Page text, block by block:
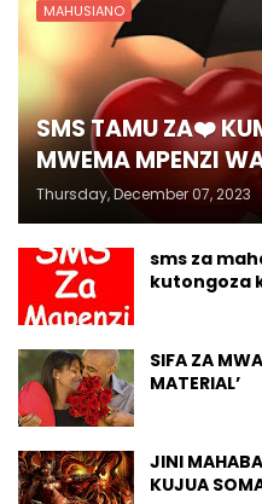
MAHUSIANO
SMS TAMU ZA❤️
MWEMA MPENZI
Thursday, December 07, 2023
sms za
kutongoza
SIFA ZA
MATERIAL’
JINI
KUJUA